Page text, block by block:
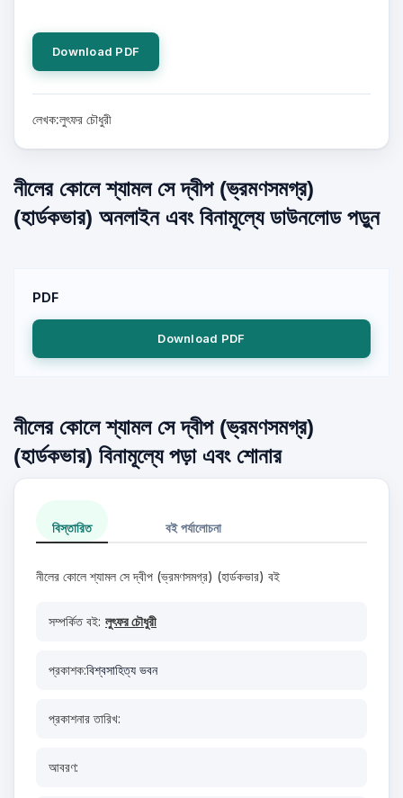
Download PDF
লেখক:লুৎফর চৌধুরী
নীলের কোলে শ্যামল সে দ্বীপ (ভ্রমণসমগ্র)
(হার্ডকভার) অনলাইন এবং বিনামূল্যে ডাউনলোড পড়ুন
PDF
Download PDF
নীলের কোলে শ্যামল সে দ্বীপ (ভ্রমণসমগ্র)
(হার্ডকভার) বিনামূল্যে পড়া এবং শোনার
বিস্তারিত বই পর্যালোচনা
নীলের কোলে শ্যামল সে দ্বীপ (ভ্রমণসমগ্র) (হার্ডকভার) বই
সম্পর্কিত বই: লুৎফর চৌধুরী
প্রকাশক:বিশ্বসাহিত্য ভবন
প্রকাশনার তারিখ:
আবরণ: